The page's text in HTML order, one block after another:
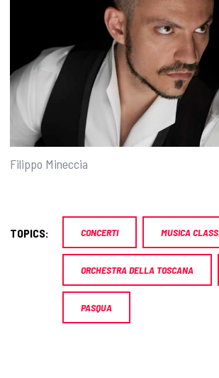
Filippo Mineccia
TOPICS: CONCERTI MUSICA
ORCHESTRA DELLA TOSCANA
PASQUA